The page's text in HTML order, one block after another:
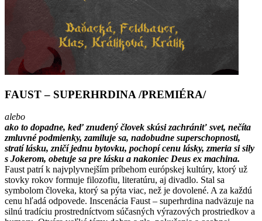
FAUST – SUPERHRDINA /PREMIÉRA/
alebo
ako to dopadne, keď znudený človek skúsi zachrániť svet, nečíta
zmluvné podmienky, zamiluje sa, nadobudne superschopnosti,
stratí lásku, zničí jednu bytovku, pochopí cenu lásky, zmeria si sily
s Jokerom, obetuje sa pre lásku a nakoniec Deus ex machina.
Faust patrí k najvplyvnejším príbehom európskej kultúry, ktorý už
stovky rokov formuje filozofiu, literatúru, aj divadlo. Stal sa
symbolom človeka, ktorý sa pýta viac, než je dovolené. A za každú
cenu hľadá odpovede. Inscenácia Faust – superhrdina nadväzuje na
silnú tradíciu prostredníctvom súčasných výrazových prostriedkov a